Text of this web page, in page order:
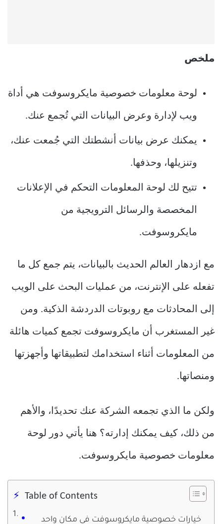
ملخص
لوحة معلومات خصوصية مايكروسوفت هي أداة
ويب لإدارة وعرض البيانات التي تُجمع عنك.
يمكنك عرض بيانات أنشطتك التي جُمعت عنك،
وتنزيلها، وحذفها.
تتيح لك لوحة المعلومات التحكم في الإعلانات
المخصصة والرسائل الترويجية من
مايكروسوفت.
مع ازدهار العالم الحديث بالبيانات، يتم جمع كل ما
تفعله على الإنترنت، من عمليات البحث على الويب
إلى المحادثات مع روبوتات الدردشة الذكية. ومن
غير المستغرب أن مايكروسوفت تجمع كميات هائلة
من المعلومات أثناء استخدامك لتطبيقاتها وأجهزتها
ومنصاتها.
ولكن ما الذي تجمعه الشركة عنك تحديدًا، والأهم
من ذلك، كيف يمكنك إدارته؟ هنا يأتي دور لوحة
معلومات خصوصية مايكروسوفت.
Table of Contents
خيارات خصوصية مايكروسوفت في مكان واحد